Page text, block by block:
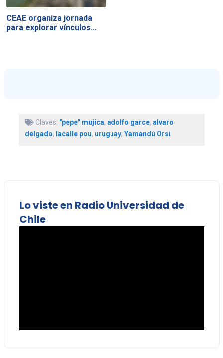
CEAE organiza jornada
para explorar vínculos…
Claves: "pepe" mujica, adolfo garce, alvaro
delgado, lacalle pou, uruguay, Yamandú Orsi
Lo viste en Radio Universidad de
Chile